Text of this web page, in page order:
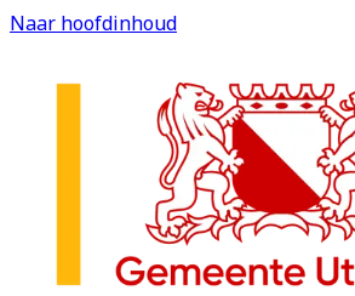
Naar hoofdinhoud